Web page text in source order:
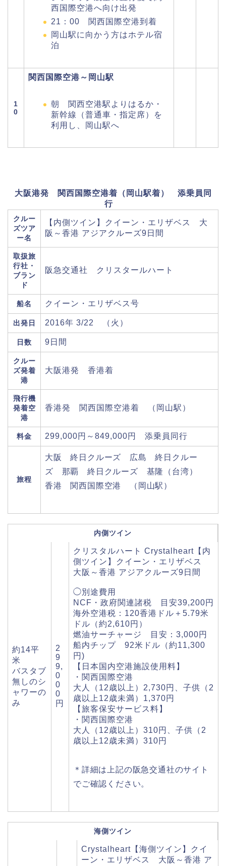
西国際空港へ向け出発
21：00 関西国際空港到着
岡山駅に向かう方はホテル宿
泊
1
0
関西国際空港～岡山駅
朝 関西空港駅よりはるか・
新幹線（普通車・指定席）を
利用し、岡山駅へ
大阪港発 関西国際空港着（岡山駅着） 添乗員同
行
クルー
ズツア
ー名
【内側ツイン】クイーン・エリザベス 大
阪～香港 アジアクルーズ9日間
取扱旅
行社・
ブラン
ド
阪急交通社 クリスタールハート
船名 クイーン・エリザベス号
出発日 2016年 3/22 （火）
日数 9日間
クルー
ズ発着
港
大阪港発 香港着
飛行機
発着空
港
香港発 関西国際空港着 （岡山駅）
料金 299,000円～849,000円 添乗員同行
旅程
大阪 終日クルーズ 広島 終日クルー
ズ 那覇 終日クルーズ 基隆（台湾）
香港 関西国際空港 （岡山駅）
内側ツイン
約14平
米
バスタブ
無しのシ
ャワーの
み
2
9
9,
0
0
0
円
クリスタルハート Crystalheart【内
側ツイン】クイーン・エリザベス
大阪～香港 アジアクルーズ9日間
◯別途費用
NCF・政府関連諸税 目安39,200円
海外空港税：120香港ドル＋5.79米
ドル（約2,610円）
燃油サーチャージ 目安：3,000円
船内チップ 92米ドル（約11,300
円)
【日本国内空港施設使用料】
・関西国際空港
大人（12歳以上）2,730円、子供（2
歳以上12歳未満）1,370円
【旅客保安サービス料】
・関西国際空港
大人（12歳以上）310円、子供（2
歳以上12歳未満）310円
＊詳細は上記の阪急交通社のサイト
でご確認ください。
海側ツイン
Crystalheart【海側ツイン】クイ
ーン・エリザベス 大阪～香港 ア